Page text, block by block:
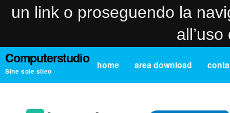
un link o proseguendo la
Computerstudio
Sine sole sileo
home area download